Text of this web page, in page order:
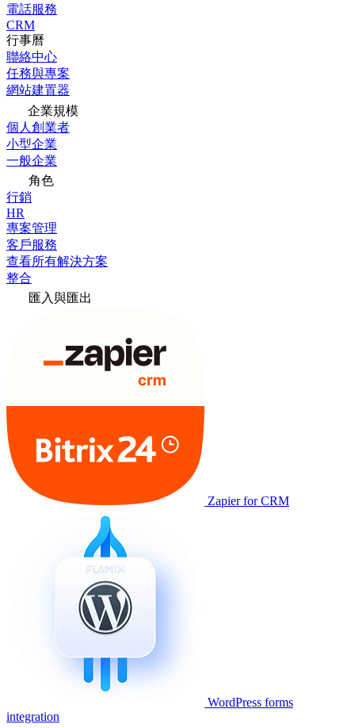
電話服務
CRM
行事曆
聯絡中心
任務與專案
網站建置器
企業規模
個人創業者
小型企業
一般企業
角色
行銷
HR
專案管理
客戶服務
查看所有解決方案
整合
匯入與匯出
Zapier for CRM
WordPress forms
integration